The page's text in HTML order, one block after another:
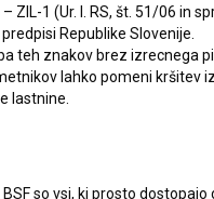
ZIL-1 (Ur. l. RS, št. 51/06 in
Republike Slovenije.
teh znakov brez izrecnega
lahko pomeni kršitev
lastnine.
so vsi, ki prosto dostopajo